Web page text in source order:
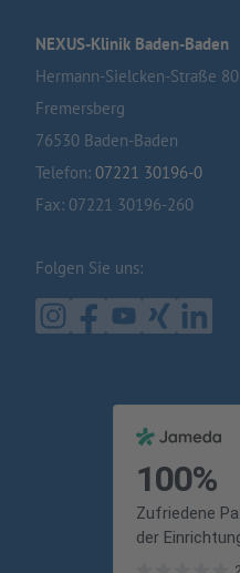
NEXUS-Klinik Baden-Baden
Hermann-Sielcken-Straße 80
Fremersberg
76530 Baden-Baden
Telefon: 07221 30196-0
Fax: 07221 30196-260
Folgen Sie uns: